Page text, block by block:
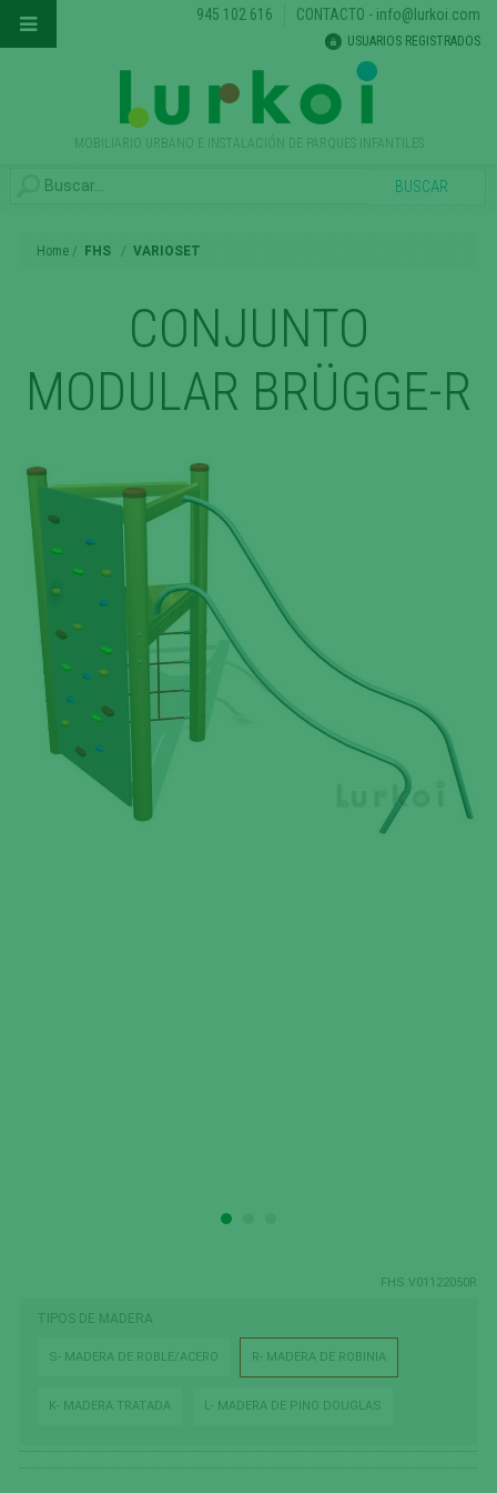
MOBILIARIO URBANO E INSTALACIÓN DE PARQUES INFANTILES
945 102 616 CONTACTO - info@lurkoi.com
USUARIOS REGISTRADOS
Home FHS VARIOSET
CONJUNTO
MODULAR BRÜGGE-R
FHS.V01122050R
TIPOS DE MADERA
S- MADERA DE ROBLE/ACERO R- MADERA DE ROBINIA
K- MADERA TRATADA L- MADERA DE PINO DOUGLAS